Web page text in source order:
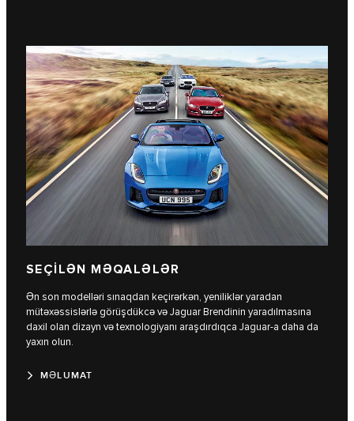
SEÇİLƏN MƏQALƏLƏR
Ən son modelləri sınaqdan keçirərkən, yeniliklər yaradan
mütəxəssislərlə görüşdükcə və Jaguar Brendinin yaradılmasına
daxil olan dizayn və texnologiyanı araşdırdıqca Jaguar-a daha da
yaxın olun.
MƏLUMAT